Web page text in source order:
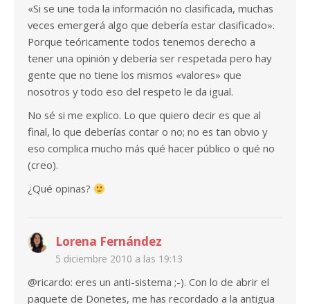
«Si se une toda la información no clasificada, muchas
veces emergerá algo que debería estar clasificado».
Porque teóricamente todos tenemos derecho a
tener una opinión y debería ser respetada pero hay
gente que no tiene los mismos «valores» que
nosotros y todo eso del respeto le da igual.
No sé si me explico. Lo que quiero decir es que al
final, lo que deberías contar o no; no es tan obvio y
eso complica mucho más qué hacer público o qué no
(creo).
¿Qué opinas?
Lorena Fernández
5 diciembre 2010 a las 19:13
@ricardo: eres un anti-sistema ;-). Con lo de abrir el
paquete de Donetes, me has recordado a la antigua